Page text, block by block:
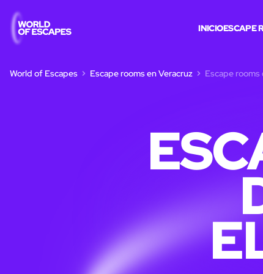
INICIOESCAPE
World of Escapes Escape rooms en Veracruz Escape rooms